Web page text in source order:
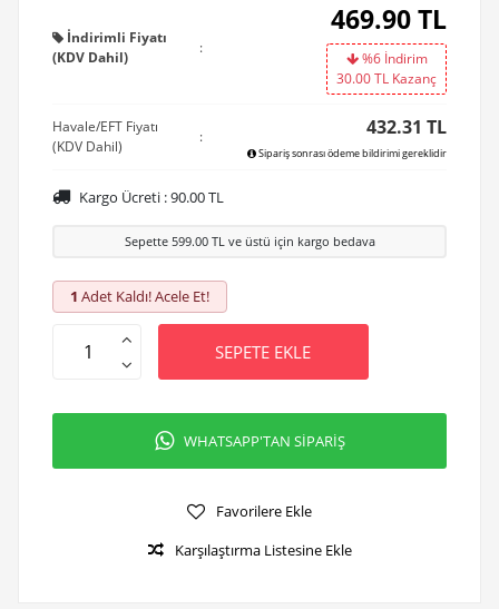
İndirimli Fiyatı
(KDV Dahil)
:
469.90TL
%6 İndirim
30.00TL Kazanç
Havale/EFT Fiyatı
(KDV Dahil)
: 432.31 TL
Sipariş sonrası ödeme bildirimi gereklidir
Kargo Ücreti :90.00TL
Sepette 599.00TL ve üstü için kargo bedava
1 Adet Kaldı! Acele Et!
SEPETE EKLE
WHATSAPP'TAN SİPARİŞ
Favorilere Ekle
Karşılaştırma Listesine Ekle